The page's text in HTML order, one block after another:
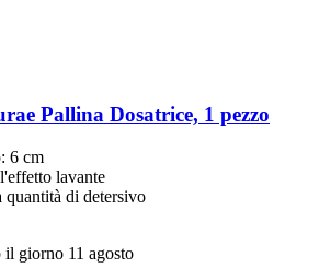
Pallina Dosatrice, 1 pezzo
6 cm
lavante
quantità di detersivo
il giorno 11 agosto